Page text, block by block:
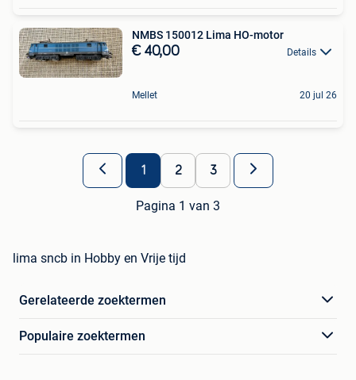
NMBS 150012 Lima HO-motor
€ 40,00 Details
Mellet 20 jul 26
1 2 3
Pagina 1 van 3
lima sncb in Hobby en Vrije tijd
Gerelateerde zoektermen
Populaire zoektermen